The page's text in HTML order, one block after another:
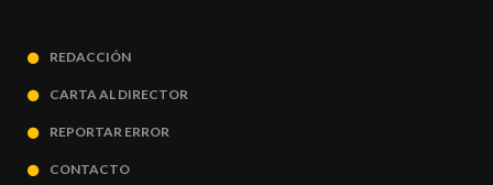
REDACCIÓN
CARTA AL DIRECTOR
REPORTAR ERROR
CONTACTO